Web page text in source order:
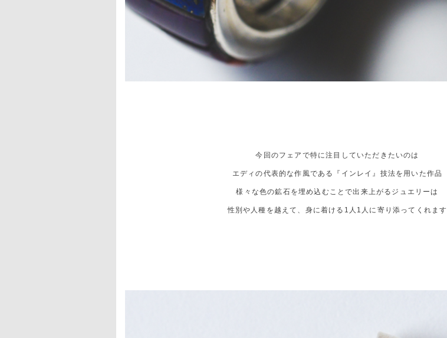
今回のフェアで特に注目していただきたいのは
エディの代表的な作風である『インレイ』技法を用いた作品
様々な色の鉱石を埋め込むことで出来上がるジュエリーは
性別や人種を越えて、身に着ける1人1人に寄り添ってくれます